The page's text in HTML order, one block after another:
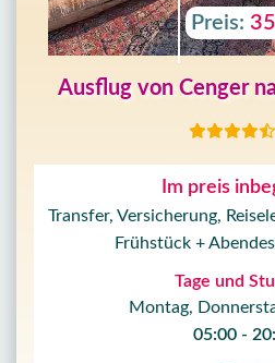
Preis:
Ausflug von Cenger
Im preis
Transfer, Versicherung,
Frühstück +
Tage und
Montag,
05:00 -